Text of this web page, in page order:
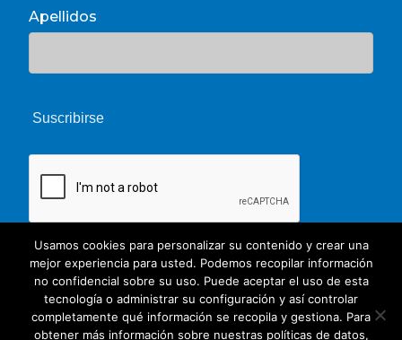
Apellidos
© 2026 Unate. CC Creative Commons
Usamos cookies para personalizar su contenido y crear una
mejor experiencia para usted. Podemos recopilar información
no confidencial sobre su uso. Puede aceptar el uso de esta
tecnología o administrar su configuración y así controlar
completamente qué información se recopila y gestiona. Para
obtener más información sobre nuestras políticas de datos,